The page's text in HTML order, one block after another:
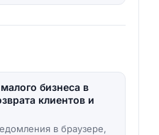
бизнеса в
клиентов и
в браузере,